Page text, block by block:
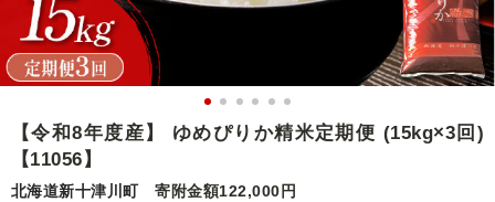
お礼の品をカテゴリや金額で絞り込み
自治体から探す
ランキング
特集・おすすめ
【令和8年度産】 ゆめぴりか精米定期便 (15kg×3回)
【11056】
北海道新十津川町 寄附金額122,000円